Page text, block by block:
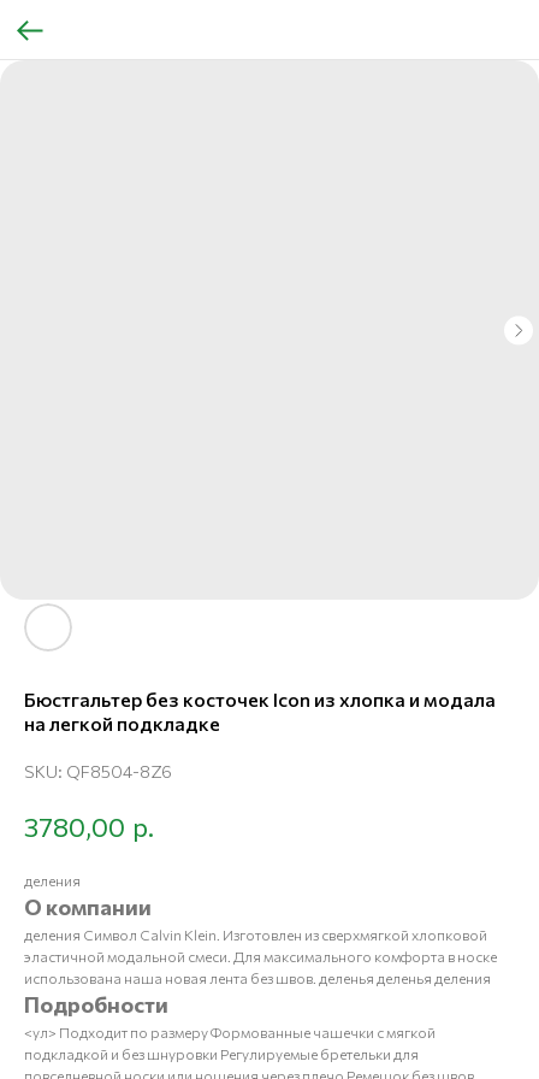
Бюстгальтер без косточек Icon из хлопка и модала
на легкой подкладке
SKU: QF8504-8Z6
3780,00 р.
деления
О компании
деления Символ Calvin Klein. Изготовлен из сверхмягкой хлопковой
эластичной модальной смеси. Для максимального комфорта в носке
использована наша новая лента без швов. деленья деленья деления
Подробности
<ул> Подходит по размеру Формованные чашечки с мягкой
подкладкой и без шнуровки Регулируемые бретельки для
повседневной носки или ношения через плечо Ремешок без швов,